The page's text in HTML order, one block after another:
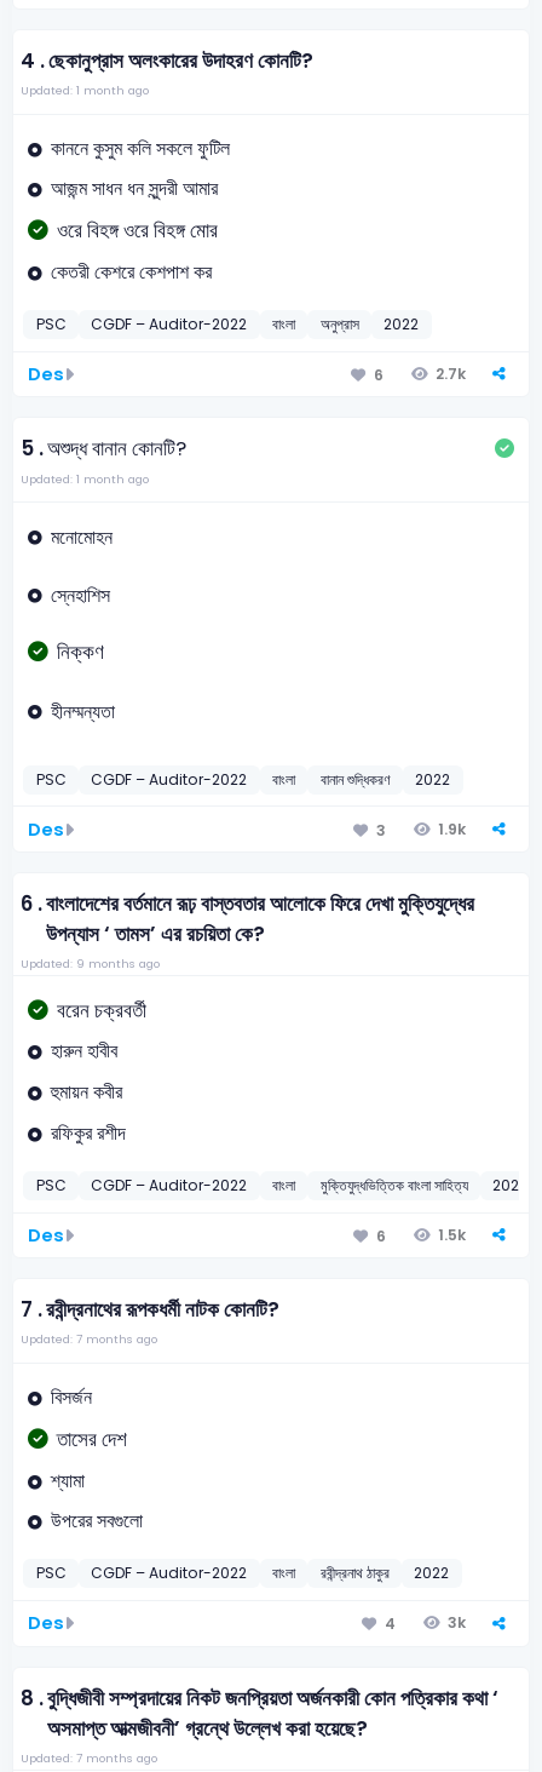
4 .ছেকানুপ্রাস অলংকারের উদাহরণ কোনটি?
Updated: 1 month ago
কাননে কুসুম কলি সকলে ফুটিল
আজন্ম সাধন ধন সুন্দরী আমার
ওরে বিহঙ্গ ওরে বিহঙ্গ মোর
কেতরী কেশরে কেশপাশ কর
PSC CGDF – Auditor-2022 বাংলা অনুপ্রাস 2022
Des 6 2.7k
5 .অশুদ্ধ বানান কোনটি?
Updated: 1 month ago
মনোমোহন
স্নেহাশিস
নিক্কণ
হীনম্মন্যতা
PSC CGDF – Auditor-2022 বাংলা বানান শুদ্ধিকরণ 2022
Des 3 1.9k
6 .বাংলাদেশের বর্তমানে রূঢ় বাস্তবতার আলোকে ফিরে দেখা মুক্তিযুদ্ধের
উপন্যাস ‘ তামস’ এর রচয়িতা কে?
Updated: 9 months ago
বরেন চক্রবর্তী
হারুন হাবীব
হুমায়ন কবীর
রফিকুর রশীদ
PSC CGDF – Auditor-2022 বাংলা মুক্তিযুদ্ধভিত্তিক বাংলা সাহিত্য 2022
Des 6 1.5k
7 .রবীন্দ্রনাথের রূপকধর্মী নাটক কোনটি?
Updated: 7 months ago
বিসর্জন
তাসের দেশ
শ্যামা
উপরের সবগুলো
PSC CGDF – Auditor-2022 বাংলা রবীন্দ্রনাথ ঠাকুর 2022
Des 4 3k
8 .বুদ্ধিজীবী সম্প্রদায়ের নিকট জনপ্রিয়তা অর্জনকারী কোন পত্রিকার কথা ‘
অসমাপ্ত আত্মজীবনী’ গ্রন্থে উল্লেখ করা হয়েছে?
Updated: 7 months ago